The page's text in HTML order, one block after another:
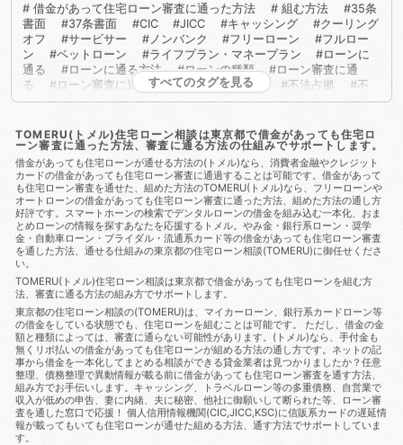
借金があって住宅ローン審査に通った方法
組む方法
35条
書面
37条書面 CIC JICC キャッシング
クーリング
オフ
サービサー ノンバンク フリーローン
フルロー
ン
ペットローン ライフプラン・マネープラン
ローンに
通る
ローンに通る方法 ローンの種類
ローン審査に通
る
ローン審査に通る方法 不動産取得税 不法占拠
不
法行為
二重譲渡 介護保険 代物弁済 代理人
代襲相
域
住宅ローン 住宅ローンに通る
住宅ローンに通る方
法
住宅ローンを組む 住宅ローン商品
住宅ローン審査
住宅ローン審査に通る
住宅ローン審査に通る方法
住宅ロー
ン相談
住宅購入 使用者責任 使用貸借 保佐人
個人
信用情報
個人民事再生 借地借家法 借地権 借金
借
金あってもローンに通る
借金あってもローンに通る方法
借
金あってもローン審査に通る
借金あってもローン審査に通る方
法
借金あっても住宅ローンに通る
借金あっても住宅ローン
に通る方法
借金あっても住宅ローン審査に通る
借金あって
も住宅ローン審査に通る方法
金あっても審査に通る
借金あっても審査に通る方法
借金あ
っても通る
借金あっても通る方法
通る
借金があってもローンに通る方法
借金があってもロー
ン審査に通る
借金があってもローン審査に通る方法
借金が
あっても住宅ローンに通る
借金があっても住宅ローンに通る方
法
借金があっても住宅ローン審査に通る
借金があっても住
宅ローン審査に通る方法
借金があっても住宅ローン審査に通る
方法
借金があっても住宅ローン審査に通過することは可能
借金があっても審査に通る
借金があっても審査に通る
借金
があっても審査に通る方法
借金があっても組む方法
借金が
あっても通る
すべてのタグを見る
TOMERU(トメル)住宅ローン相談は東京都で借金があっても住宅ロ
ーン審査に通った方法、審査に通る方法の仕組みでサポートします。
借金があっても住宅ローンが通せる方法の(トメル)なら、消費者金融やクレジット
カードの借金があっても住宅ローン審査に通過することは可能です。借金があって
も住宅ローン審査を通せた、組めた方法のTOMERU(トメル)なら、フリーローンや
オートローンの借金があっても住宅ローン審査に通った方法、組めた方法の通し方
好評です。スマートホーンの検索でデンタルローンの借金を組み込む一本化、おま
とめローンの情報を探すあなたを応援するトメル。やみ金・銀行系ローン・奨学
金・自動車ローン・ブライダル・流通系カード等の借金があっても住宅ローン審査
を通した方法、通せる仕組みの東京都の住宅ローン相談(TOMERU)に御任せくださ
い。
TOMERU(トメル)住宅ローン相談は東京都で借金があっても住宅ローンを組む方
法、審査に通る方法の組み方でサポートします。
東京都の住宅ローン相談の(TOMERU)は、マイカーローン、銀行系カードローン等
の借金をしている状態でも、住宅ローンを組むことは可能です。 ただし、借金の金
額と種類によっては、審査に通らない可能性があります。(トメル)なら、手付金も
無くリボ払いの借金があっても住宅ローンが組める方法の通し方です。ネットの記
事から借金を一本化してまとめる相談ができる貸金業者は見つかりましたか？任意
整理、債務整理で異動情報が載る前に借金があっても住宅ローン審査を通す方法、
組み方でお手伝いします。キャッシング、トラベルローン等の多重債務、自営業で
収入が低めの申告、妻に内緒、夫に秘密、他社に御願いして断られた等、ローン審
査を通した窓口で応援！ 個人信用情報機関(CIC,JICC,KSC)に信販系カードの遅延情
報が載ってもいても住宅ローンが通せた組める方法、通す方法でサポートしていま
す。